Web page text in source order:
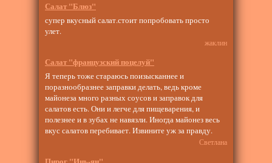
Салат "Блюз"
супер вкусный салат.стоит попробовать просто
улет.
жаклин
Салат "французский поцелуй"
Я теперь тоже стараюсь поизысканнее и
поразнообразнее заправки делать, ведь кроме
майонеза много разных соусов и заправок для
салатов есть. Они и легче для пищеварения, и
полезнее и в зубах не навязли. Иногда майонез весь
вкус салатов перебивает. Извините уж за правду.
Светлана